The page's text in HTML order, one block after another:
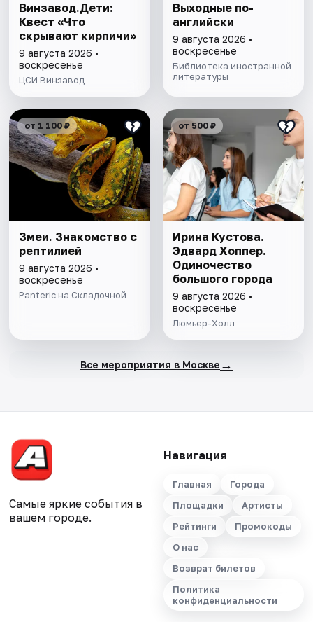
Винзавод.Дети:
Квест «Что
скрывают кирпичи»
9 августа 2026 •
воскресенье
ЦСИ Винзавод
Выходные по-
английски
9 августа 2026 •
воскресенье
Библиотека иностранной
литературы
от 1 100 ₽
Змеи. Знакомство с
рептилией
9 августа 2026 •
воскресенье
Panteric на Складочной
от 500 ₽
Ирина Кустова.
Эдвард Хоппер.
Одиночество
большого города
9 августа 2026 •
воскресенье
Люмьер-Холл
Все мероприятия в Москве →
Самые яркие события в
вашем городе.
Навигация
Главная
Города
Площадки
Артисты
Рейтинги
Промокоды
О нас
Возврат билетов
Политика
конфиденциальности